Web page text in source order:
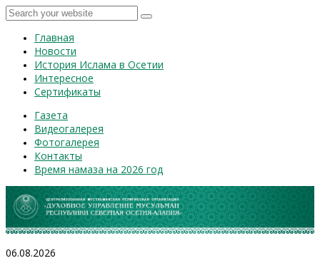
Главная
Новости
История Ислама в Осетии
Интересное
Сертификаты
Газета
Видеогалерея
Фотогалерея
Контакты
Время намаза на 2026 год
06.08.2026